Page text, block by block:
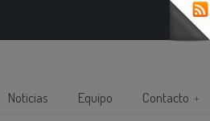
Noticias Equipo Contacto